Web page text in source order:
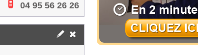
04 95 56 26 26